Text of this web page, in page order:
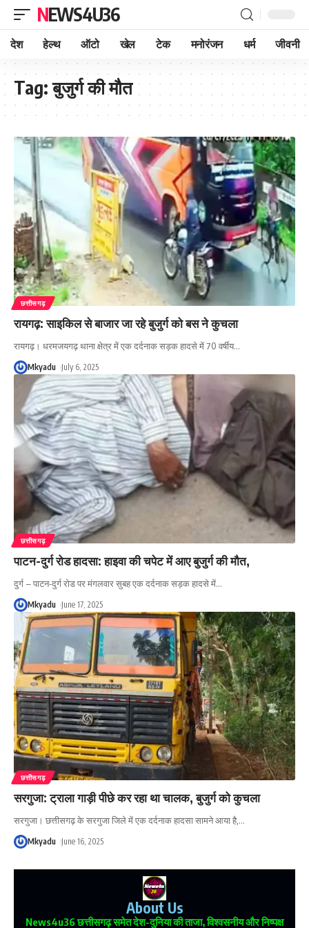
NEWS4U36
देश हेल्थ ऑटो खेल टेक मनोरंजन धर्म जीवनी
Tag:बुजुर्ग की मौत
छत्तीसगढ़
रायगढ़: साइकिल से बाजार जा रहे बुजुर्ग को बस ने कुचला
रायगढ़। धरमजयगढ़ थाना क्षेत्र में एक दर्दनाक सड़क हादसे में 70 वर्षीय…
Mkyadu July 6, 2025
छत्तीसगढ़
पाटन-दुर्ग रोड हादसा: हाइवा की चपेट में आए बुजुर्ग की मौत,
दुर्ग – पाटन-दुर्ग रोड पर मंगलवार सुबह एक दर्दनाक सड़क हादसे में…
Mkyadu June 17, 2025
छत्तीसगढ़
सरगुजा: ट्राला गाड़ी पीछे कर रहा था चालक, बुजुर्ग को कुचला
सरगुजा। छत्तीसगढ़ के सरगुजा जिले में एक दर्दनाक हादसा सामने आया है,…
Mkyadu June 16, 2025
About Us
News4u36छत्तीसगढ़ समेत देश-दुनिया की ताजा, विश्वसनीय और निष्पक्ष